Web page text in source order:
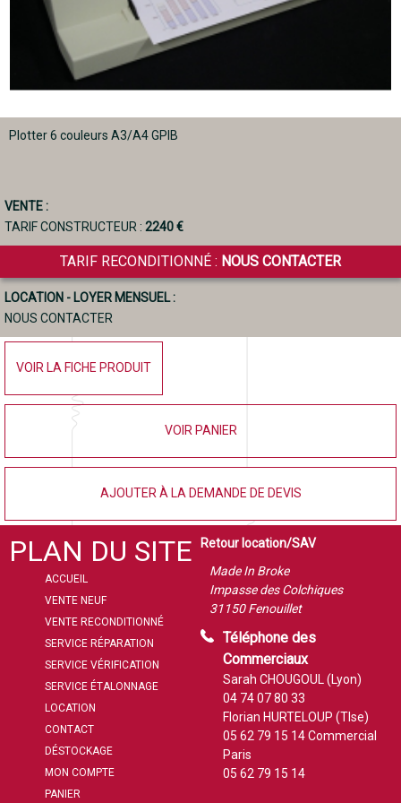
Plotter 6 couleurs A3/A4 GPIB
VENTE :
TARIF CONSTRUCTEUR : 2240 €
TARIF RECONDITIONNÉ : NOUS CONTACTER
LOCATION - LOYER MENSUEL :
NOUS CONTACTER
VOIR LA FICHE PRODUIT
VOIR PANIER
AJOUTER À LA DEMANDE DE DEVIS
PLAN DU SITE
ACCUEIL
VENTE NEUF
VENTE RECONDITIONNÉ
SERVICE RÉPARATION
SERVICE VÉRIFICATION
SERVICE ÉTALONNAGE
LOCATION
CONTACT
DÉSTOCKAGE
MON COMPTE
PANIER
Retour location/SAV
Made In Broke
Impasse des Colchiques
31150 Fenouillet
Téléphone des
Commerciaux
Sarah CHOUGOUL (Lyon)
04 74 07 80 33
Florian HURTELOUP (Tlse)
05 62 79 15 14Commercial
Paris
05 62 79 15 14